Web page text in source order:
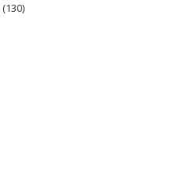
(130)